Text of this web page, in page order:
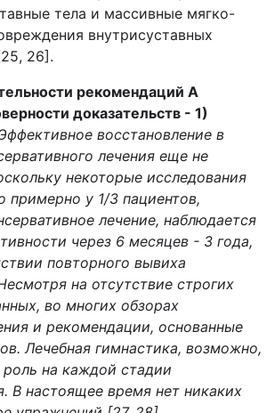
тела и массивные мягко-
внутрисуставных
26].
рекомендаций А
доказательств - 1)
восстановление в
лечения еще не
некоторые исследования
примерно у 1/3 пациентов,
лечение, наблюдается
через 6 месяцев - 3 года,
повторного вывиха
на отсутствие строгих
во многих обзорах
и рекомендации, основанные
Лечебная гимнастика, возможно,
роль на каждой стадии
В настоящее время нет никаких